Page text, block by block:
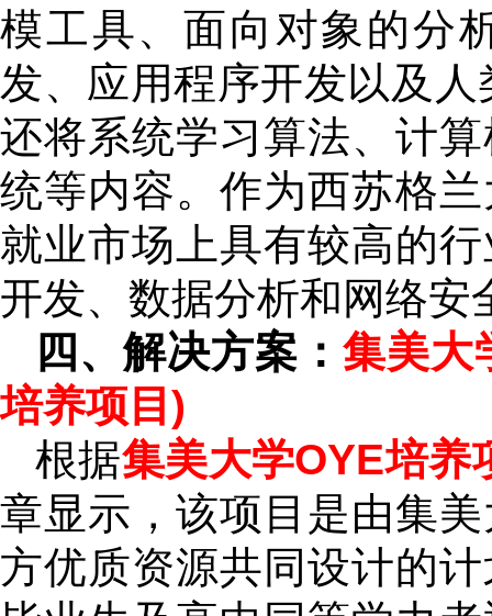
模工具、面向对象的分
发、应用程序开发以及
还将系统学习算法、计
统等内容。作为西苏格
就业市场上具有较高的
开发、数据分析和网络安
四、解决方案： 集美大
培养项目)
根据集美大学OYE培养
章显示，该项目是由集
方优质资源共同设计的